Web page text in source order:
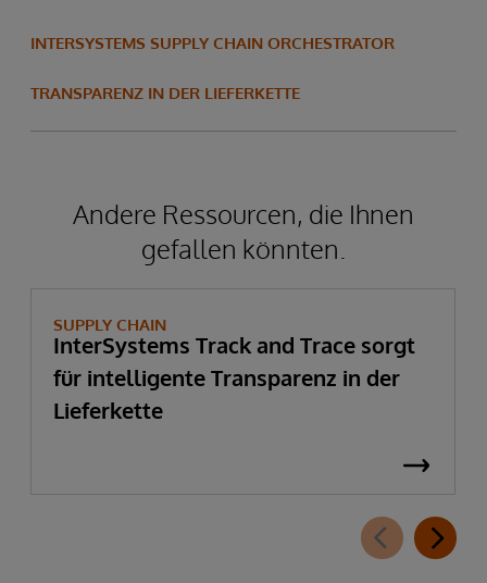
INTERSYSTEMS SUPPLY CHAIN ORCHESTRATOR
TRANSPARENZ IN DER LIEFERKETTE
Andere Ressourcen, die Ihnen
gefallen könnten.
SUPPLY CHAIN
InterSystems Track and Trace sorgt
für intelligente Transparenz in der
Lieferkette